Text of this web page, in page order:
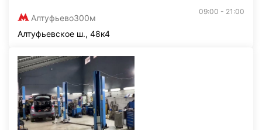
Алтуфьево300м
09:00 - 21:00
Алтуфьевское ш., 48к4